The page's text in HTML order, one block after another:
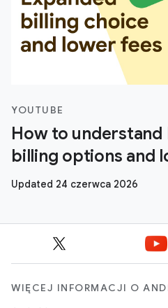
YOUTUBE
How to understand
billing options and
Updated 24 czerwca 2026
WIĘCEJ INFORMACJI O